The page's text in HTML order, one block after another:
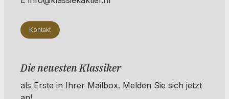
Kontakt
Die neuesten Klassiker
als Erste in Ihrer Mailbox. ​​​​​​Melden Sie sich jetzt